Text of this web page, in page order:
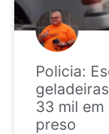
Policia:
33 mil
preso